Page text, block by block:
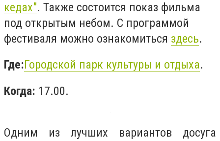
кедах". Также состоится показ фильма
под открытым небом. С программой
фестиваля можно ознакомиться здесь.
Где:Городской парк культуры и отдыха.
Когда: 17.00.
Одним из лучших вариантов досуга